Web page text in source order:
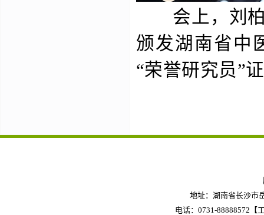
会上，刘柏
颁发湖南省中
“荣誉研究员”
地址：湖南省长沙市
电话：0731-88888572【